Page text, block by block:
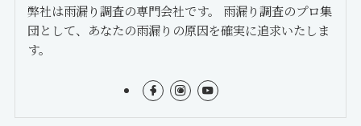
弊社は雨漏り調査の専門会社です。 雨漏り調査のプロ集
団として、あなたの雨漏りの原因を確実に追求いたしま
す。